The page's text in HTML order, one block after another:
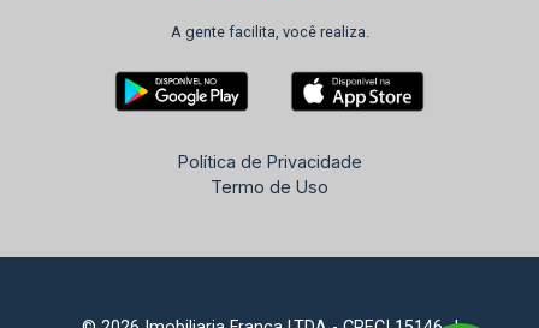
A gente facilita, você realiza.
Política de Privacidade
Termo de Uso